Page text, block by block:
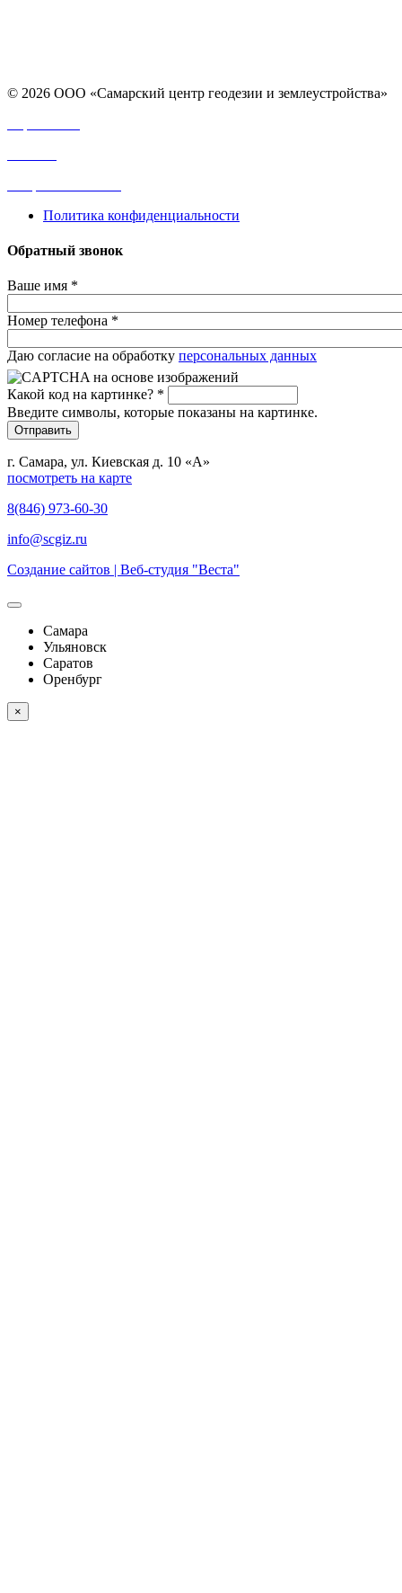
© 2026 ООО «Самарский центр геодезии и землеустройства»
Политика конфиденциальности
Обратный звонок
Ваше имя *
Номер телефона *
Сетка
Даю согласие на обработку персональных данных
Какой код на картинке? *
Введите символы, которые показаны на картинке.
г. Самара, ул. Киевская д. 10 «А»
посмотреть на карте
8(846) 973-60-30
info@scgiz.ru
Создание сайтов | Веб-студия "Веста"
Самара
Ульяновск
Саратов
Оренбург
×